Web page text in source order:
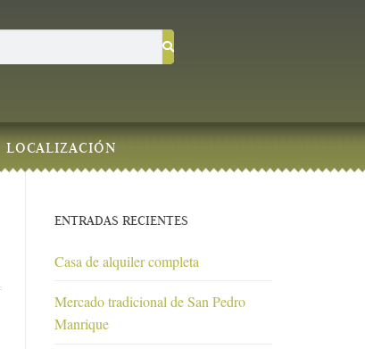
LOCALIZACIÓN
ENTRADAS RECIENTES
Casa de alquiler completa
Mercado tradicional de San Pedro
Manrique